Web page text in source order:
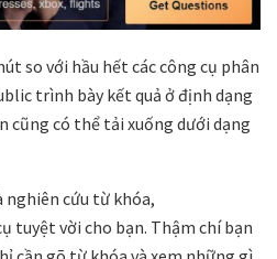
so với hầu hết các công cụ phân
trình bày kết quả ở định dạng
cũng có thể tải xuống dưới dạng
nghiên cứu từ khóa,
tuyệt vời cho bạn. Thậm chí bạn